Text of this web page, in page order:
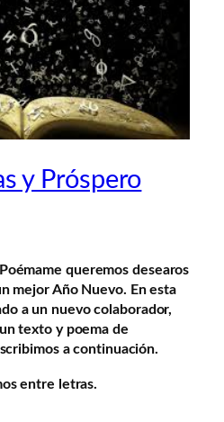
y Próspero
queremos desearos
mejor Año Nuevo. En esta
a un nuevo colaborador,
texto y poema de
a continuación.
entre letras.